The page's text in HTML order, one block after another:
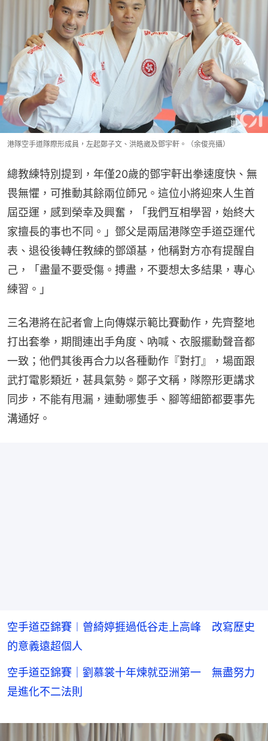
港隊空手道隊際形成員，左起鄭子文、洪皓崴及鄧宇軒。（余俊亮攝）
總教練特別提到，年僅20歲的鄧宇軒出拳速度快、無
畏無懼，可推動其餘兩位師兄。這位小將迎來人生首
屆亞運，感到榮幸及興奮，「我們互相學習，始終大
家擅長的事也不同。」鄧父是兩屆港隊空手道亞運代
表、退役後轉任教練的鄧頌基，他稱對方亦有提醒自
己，「盡量不要受傷。搏盡，不要想太多結果，專心
練習。」
三名港將在記者會上向傳媒示範比賽動作，先齊整地
打出套拳，期間連出手角度、吶喊、衣服擺動聲音都
一致；他們其後再合力以各種動作『對打』，場面跟
武打電影類近，甚具氣勢。鄭子文稱，隊際形更講求
同步，不能有甩漏，連動哪隻手、腳等細節都要事先
溝通好。
空手道亞錦賽︱曾綺婷捱過低谷走上高峰 改寫歷史
的意義遠超個人
空手道亞錦賽｜劉慕裳十年煉就亞洲第一 無盡努力
是進化不二法則